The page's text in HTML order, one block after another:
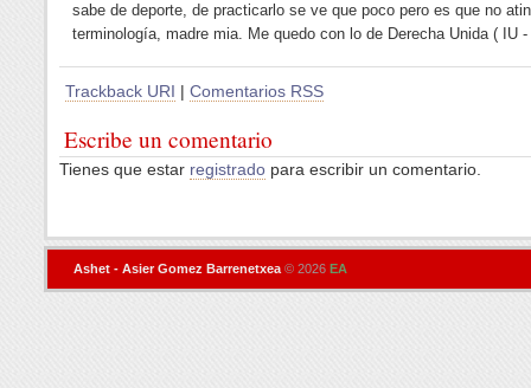
sabe de deporte, de practicarlo se ve que poco pero es que no
terminología, madre mia. Me quedo con lo de Derecha Unida ( IU
Trackback URI | Comentarios RSS
Escribe un comentario
Tienes que estar registrado para escribir un comentario.
Ashet - Asier Gomez Barrenetxea © 2026 EA